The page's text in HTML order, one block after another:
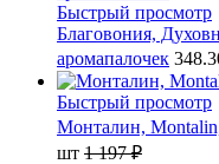
Быстрый просмотр
Благовония,
аромапалочек
Быстрый просмотр
Монталин,
шт 1 197 ₽